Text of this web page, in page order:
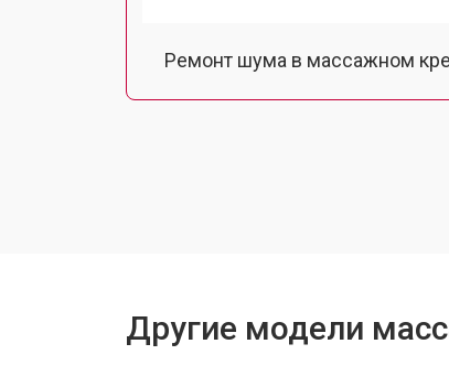
Ремонт шума в массажном
Другие модели